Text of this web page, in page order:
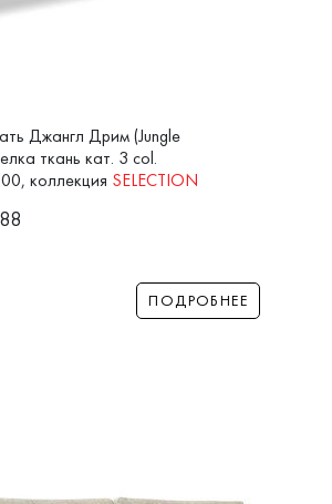
Джангл Дрим (Jungle
ткань кат. 3 col.
коллекция SELECTION
ПОДРОБНЕЕ